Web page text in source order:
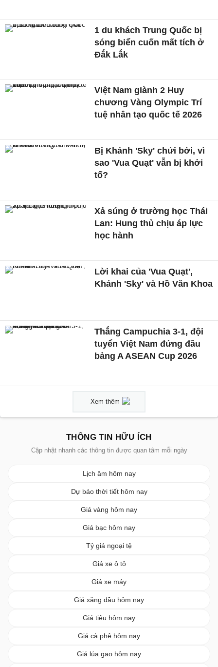
1 du khách Trung Quốc bị
sóng biển cuốn mất tích ở
Đắk Lắk
Việt Nam giành 2 Huy
chương Vàng Olympic Trí
tuệ nhân tạo quốc tế 2026
Bị Khánh 'Sky' chửi bới, vì
sao 'Vua Quạt' vẫn bị khởi
tố?
Xả súng ở trường học Thái
Lan: Hung thủ chịu áp lực
học hành
Lời khai của 'Vua Quạt',
Khánh 'Sky' và Hồ Văn Khoa
Thắng Campuchia 3-1, đội
tuyển Việt Nam đứng đầu
bảng A ASEAN Cup 2026
Xem thêm
THÔNG TIN HỮU ÍCH
Cập nhật nhanh các thông tin được quan tâm mỗi ngày
Lịch âm hôm nay
Dự báo thời tiết hôm nay
Giá vàng hôm nay
Giá bạc hôm nay
Tỷ giá ngoại tệ
Giá xe ô tô
Giá xe máy
Giá xăng dầu hôm nay
Giá tiêu hôm nay
Giá cà phê hôm nay
Giá lúa gạo hôm nay